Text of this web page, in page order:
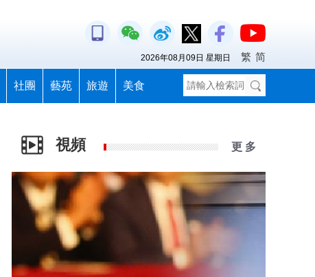
社團 藝苑 旅遊 美食
2026年08月09日 星期日 繁 简
視頻 更 多